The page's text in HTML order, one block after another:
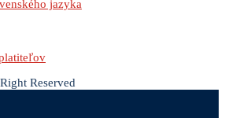
jazyka
Reserved